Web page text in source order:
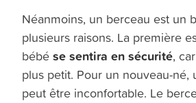
Néanmoins, un berceau est un
plusieurs raisons. La première
bébé se sentira en sécurité,
plus petit. Pour un nouveau-né,
peut être inconfortable. Le